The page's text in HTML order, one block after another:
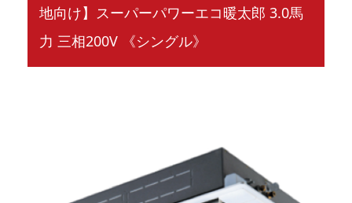
地向け】スーパーパワーエコ暖太郎 3.0馬
力 三相200V 《シングル》